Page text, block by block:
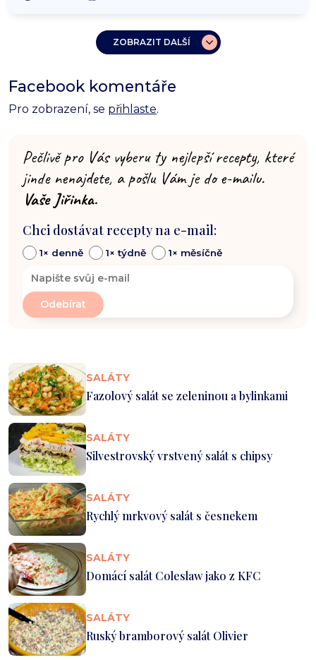
ZOBRAZIT DALŠÍ
Facebook komentáře
Pro zobrazení, se přihlaste.
Pečlivě pro Vás vyberu ty nejlepší recepty, které
jinde nenajdete, a pošlu Vám je do e-mailu.
Vaše Jiřinka.
Chci dostávat recepty na e-mail:
1× denně 1× týdně 1× měsíčně
SALÁTY
Fazolový salát se zeleninou a bylinkami
SALÁTY
Silvestrovský vrstvený salát s chipsy
SALÁTY
Rychlý mrkvový salát s česnekem
SALÁTY
Domácí salát Coleslaw jako z KFC
SALÁTY
Ruský bramborový salát Olivier